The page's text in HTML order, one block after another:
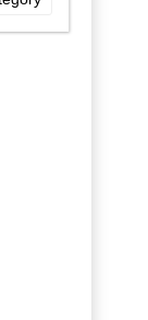
جۆرەکان